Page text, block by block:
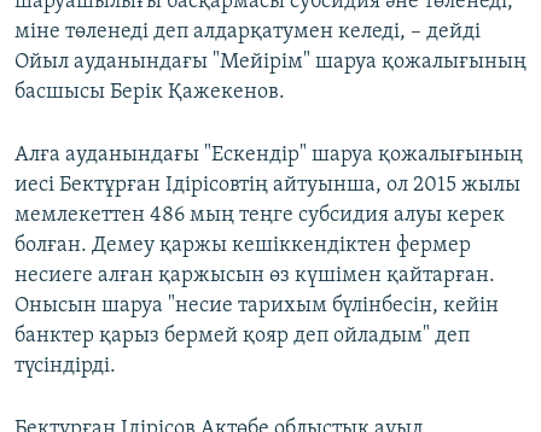
міне төленеді деп алдарқатумен келеді, – дейді
Ойыл ауданындағы "Мейірім" шаруа қожалығының
басшысы Берік Қажекенов.
Алға ауданындағы "Ескендір" шаруа қожалығының
иесі Бектұрған Ідірісовтің айтуынша, ол 2015 жылы
мемлекеттен 486 мың теңге субсидия алуы керек
болған. Демеу қаржы кешіккендіктен фермер
несиеге алған қаржысын өз күшімен қайтарған.
Онысын шаруа "несие тарихым бүлінбесін, кейін
банктер қарыз бермей қояр деп ойладым" деп
түсіндірді.